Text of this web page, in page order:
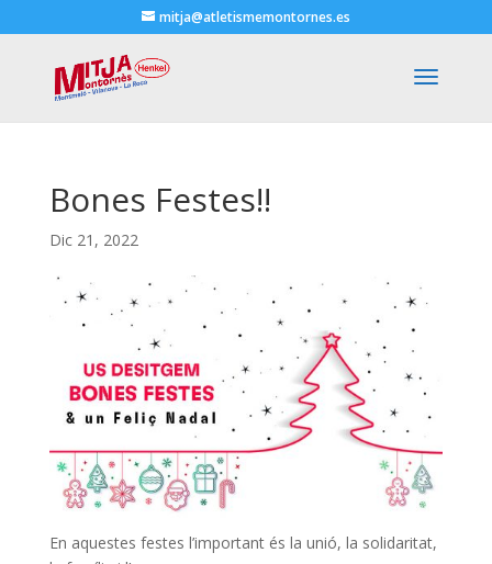
mitja@atletismemontornes.es
Bones Festes!!
Dic 21, 2022
En aquestes festes l’important és la unió, la solidaritat,